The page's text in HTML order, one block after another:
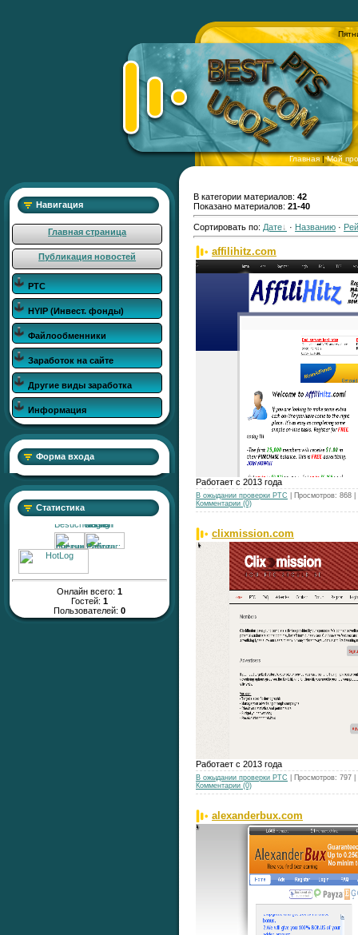
Главная|Мой
Навигация
Главная страница
Публикация новостей
РТС
HYIP (Инвест. фонды)
Файлообменники
Заработок на сайте
Другие виды заработка
Информация
Форма входа
Статистика
Онлайн всего: 1
Гостей: 1
Пользователей: 0
В категории материалов: 42
Показано материалов: 21-40
Сортировать по: Дате · Названию ·
affilihitz.com
Работает с 2013 года
В ожыдании проверки РТС | Просмотров: 868
Комментарии (0)
clixmission.com
Работает с 2013 года
В ожыдании проверки РТС | Просмотров: 797
Комментарии (0)
alexanderbux.com